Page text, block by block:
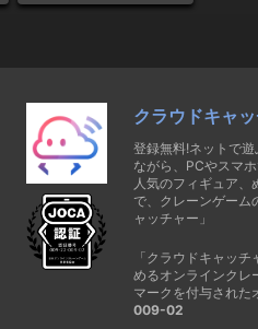
クラウドキャ
登録無料!ネットで
ながら、PCやスマ
人気のフィギュア
で、クレーンゲーム
ャッチャー」
「クラウドキャッ
めるオンラインクレ
マークを付与された
009-02